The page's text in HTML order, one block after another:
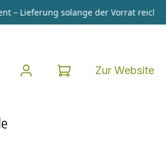
solange der Vorrat reicht. +++
hast 0 Produkte auf dem
Zur Website